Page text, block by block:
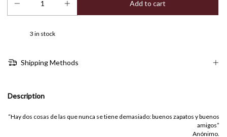
3 in stock
Shipping Methods
Description
“Hay dos cosas de las que nunca se tiene demasiado: buenos zapatos y buenos
amigos”
Anónimo.